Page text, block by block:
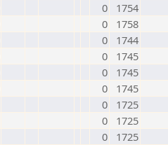
0
1754
0
1758
0
1744
0
1745
0
1745
0
1745
0
1725
0
1725
0
1725